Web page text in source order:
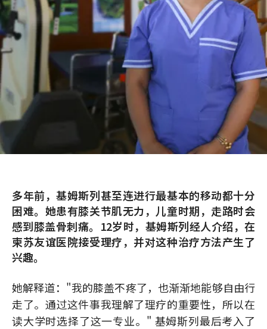
多年前，基姆斯列甚至连进行最基本的移动都十分
困难。她患有膝关节肌无力，儿童时期，走路时会
感到膝盖骨刺痛。12岁时，基姆斯列经人介绍，在
柬苏友谊医院接受理疗，并对这种治疗方法产生了
兴趣。
她解释道："我的膝盖不疼了，也渐渐地能够自由行
走了。通过这件事我理解了理疗的重要性，所以在
读大学时选择了这一专业。" 基姆斯列最后考入了